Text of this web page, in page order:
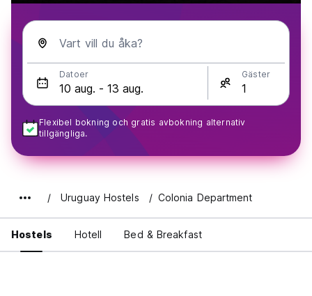
Vart vill du åka?
Datoer Gäster
Flexibel bokning och gratis avbokning alternativ
tillgängliga.
Uruguay Hostels Colonia Department
Hostels Hotell Bed & Breakfast